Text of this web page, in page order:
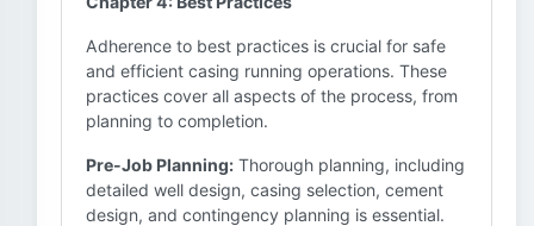
Adherence to best practices is crucial for safe
and efficient casing running operations. These
practices cover all aspects of the process, from
planning to completion.
Pre-Job Planning: Thorough planning, including
detailed well design, casing selection, cement
design, and contingency planning is essential.